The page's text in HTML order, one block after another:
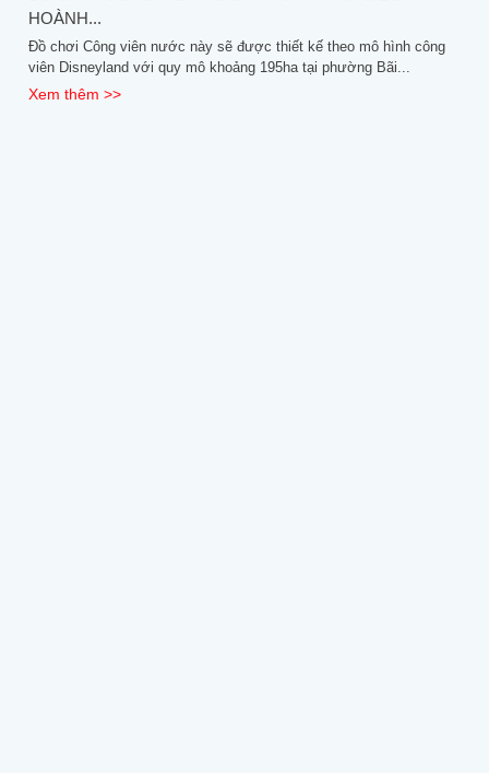
HOÀNH...
Đồ chơi Công viên nước này sẽ được thiết kế theo mô hình công
viên Disneyland với quy mô khoảng 195ha tại phường Bãi...
Xem thêm >>